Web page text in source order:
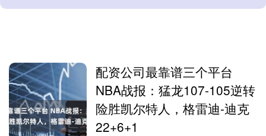
配资公司最靠谱三个平台
NBA战报：猛龙107-105逆转
险胜凯尔特人，格雷迪-迪克
22+6+1